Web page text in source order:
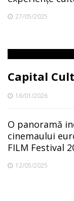
27/05/2025
Capital
16/01/2026
O panoramă
cinemaului
FILM Festival
12/05/2025